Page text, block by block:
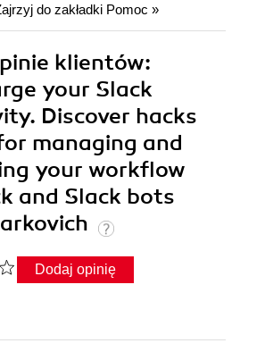
do zakładki Pomoc »
klientów:
your Slack
Discover hacks
managing and
your workflow
and Slack bots
Dodaj opinię